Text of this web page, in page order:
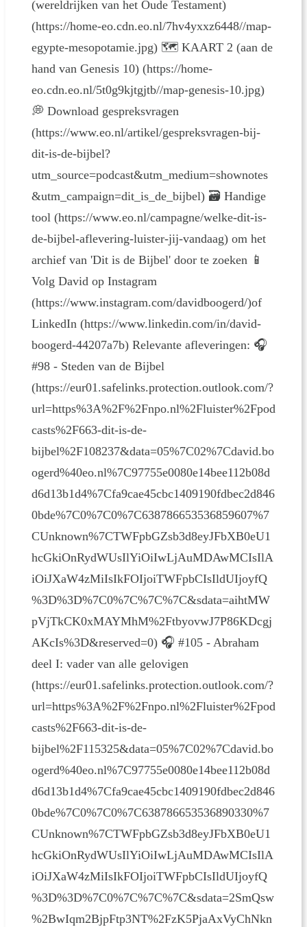
(wereldrijken van het Oude Testament)
(https://home-eo.cdn.eo.nl/7hv4yxxz6448//map-
egypte-mesopotamie.jpg) 🗺 KAART 2 (aan de
hand van Genesis 10) (https://home-
eo.cdn.eo.nl/5t0g9kjtgjtb//map-genesis-10.jpg)
💭 Download gespreksvragen
(https://www.eo.nl/artikel/gespreksvragen-bij-
dit-is-de-bijbel?
utm_source=podcast&utm_medium=shownotes
&utm_campaign=dit_is_de_bijbel) 🗃 Handige
tool (https://www.eo.nl/campagne/welke-dit-is-
de-bijbel-aflevering-luister-jij-vandaag) om het
archief van 'Dit is de Bijbel' door te zoeken 📱
Volg David op Instagram
(https://www.instagram.com/davidboogerd/)of
LinkedIn (https://www.linkedin.com/in/david-
boogerd-44207a7b) Relevante afleveringen: 🎧
#98 - Steden van de Bijbel
(https://eur01.safelinks.protection.outlook.com/?
url=https%3A%2F%2Fnpo.nl%2Fluister%2Fpod
casts%2F663-dit-is-de-
bijbel%2F108237&data=05%7C02%7Cdavid.bo
ogerd%40eo.nl%7C97755e0080e14bee112b08d
d6d13b1d4%7Cfa9cae45cbc1409190fdbec2d846
0bde%7C0%7C0%7C638786653536859607%7
CUnknown%7CTWFpbGZsb3d8eyJFbXB0eU1
hcGkiOnRydWUsIlYiOiIwLjAuMDAwMCIsIlA
iOiJXaW4zMiIsIkFOIjoiTWFpbCIsIldUIjoyfQ
%3D%3D%7C0%7C%7C%7C&sdata=aihtMW
pVjTkCK0xMAYMhM%2FtbyovwJ7P86KDcgj
AKcIs%3D&reserved=0) 🎧 #105 - Abraham
deel I: vader van alle gelovigen
(https://eur01.safelinks.protection.outlook.com/?
url=https%3A%2F%2Fnpo.nl%2Fluister%2Fpod
casts%2F663-dit-is-de-
bijbel%2F115325&data=05%7C02%7Cdavid.bo
ogerd%40eo.nl%7C97755e0080e14bee112b08d
d6d13b1d4%7Cfa9cae45cbc1409190fdbec2d846
0bde%7C0%7C0%7C638786653536890330%7
CUnknown%7CTWFpbGZsb3d8eyJFbXB0eU1
hcGkiOnRydWUsIlYiOiIwLjAuMDAwMCIsIlA
iOiJXaW4zMiIsIkFOIjoiTWFpbCIsIldUIjoyfQ
%3D%3D%7C0%7C%7C%7C&sdata=2SmQsw
%2BwIqm2BjpFtp3NT%2FzK5PjaAxVyChNkn